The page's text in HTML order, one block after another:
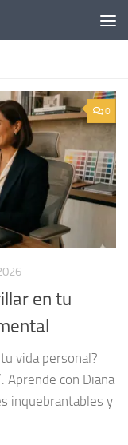
0
en tu
vida personal?
Aprende con Diana
inquebrantables y